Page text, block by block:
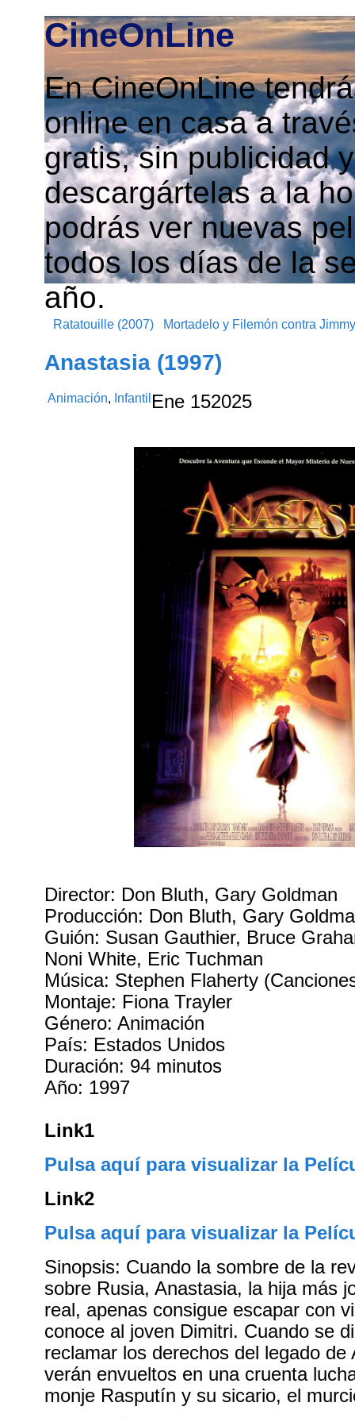
CineOnLine
En CineOnLine
online en casa a
gratis, sin publicidad
descargártelas a la
podrás ver nuevas
todos los días de la
año.
Ratatouille (2007) Mortadelo y Filemón contra
Anastasia (1997)
Animación, Infantil Ene 152025
Director: Don Bluth, Gary Goldman
Producción: Don Bluth, Gary
Guión: Susan Gauthier, Bruce
Noni White, Eric Tuchman
Música: Stephen Flaherty
Montaje: Fiona Trayler
Género: Animación
País: Estados Unidos
Duración: 94 minutos
Año: 1997
Link1
Pulsa aquí para visualizar la
Link2
Pulsa aquí para visualizar la
Sinopsis: Cuando la sombre de la
sobre Rusia, Anastasia, la hija más
real, apenas consigue escapar con
conoce al joven Dimitri. Cuando se
reclamar los derechos del legado de
verán envueltos en una cruenta
monje Rasputín y su sicario, el